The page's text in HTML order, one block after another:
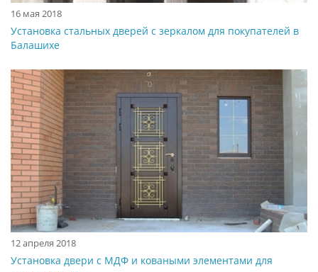
16 мая 2018
Установка стальных дверей с зеркалом для покупателей в
Балашихе
12 апреля 2018
Установка двери с МДФ и коваными элементами для